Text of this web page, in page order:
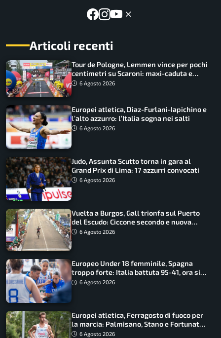
Articoli recenti
Tour de Pologne, Lemmen vince per pochi
centimetri su Scaroni: maxi-caduta e
tappa accorciata
6 Agosto 2026
Europei atletica, Diaz-Furlani-Iapichino e
l’alto azzurro: l’Italia sogna nei salti
6 Agosto 2026
Judo, Assunta Scutto torna in gara al
Grand Prix di Lima: 17 azzurri convocati
6 Agosto 2026
Vuelta a Burgos, Gall trionfa sul Puerto
del Escudo: Ciccone secondo e nuova
maglia di leader
6 Agosto 2026
Europeo Under 18 femminile, Spagna
troppo forte: Italia battuta 95-41, ora si
gioca il Mondiale
6 Agosto 2026
Europei atletica, Ferragosto di fuoco per
la marcia: Palmisano, Stano e Fortunato
guidano l’Italia
6 Agosto 2026